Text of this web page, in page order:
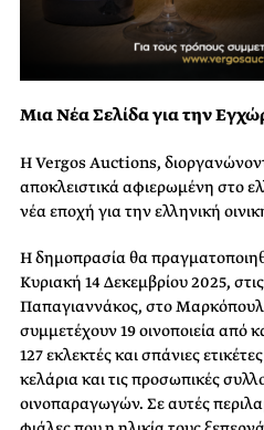
Μια Νέα Σελίδα για την
Η Vergos Auctions,
αποκλειστικά αφιερωμένη στο
νέα εποχή για την ελληνική
Η δημοπρασία θα
Κυριακή 14 Δεκεμβρίου 2025,
Παπαγιαννάκος, στο
συμμετέχουν 19 οινοποιεία από
127 εκλεκτές και σπάνιες
κελάρια και τις προσωπικές
οινοπαραγωγών. Σε αυτές